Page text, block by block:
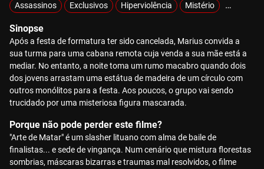
Assassinos Exclusivos Hiperviolência Mistério MOTELX
Sinopse
Após a festa de formatura ter sido cancelada, Marius convida a
sua turma para uma cabana remota cuja venda a sua mãe está a
mediar. No entanto, a noite toma um rumo macabro quando dois
dos jovens arrastam uma estátua de madeira de um círculo com
outros monólitos para a festa. Aos poucos, o grupo vai sendo
trucidado por uma misteriosa figura mascarada.
Porque não pode perder este filme?
"Arte de Matar" é um slasher lituano com alma de baile de
finalistas... e sede de vingança. Num cenário que mistura florestas
sombrias, máscaras bizarras e traumas mal resolvidos, o filme